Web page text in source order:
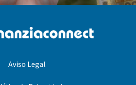
Aviso Legal